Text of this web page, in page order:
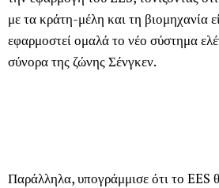
με τα κράτη-μέλη και τη βιομηχανία
εφαρμοστεί ομαλά το νέο σύστημα
σύνορα της ζώνης Σένγκεν.
Παράλληλα, υπογράμμισε ότι το EES